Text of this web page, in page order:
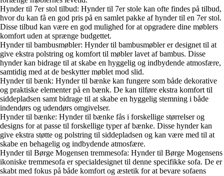
Hynder til 7er stol tilbud: Hynder til 7er stole kan ofte findes på tilbud,
hvor du kan få en god pris på en samlet pakke af hynder til en 7er stol.
Disse tilbud kan være en god mulighed for at opgradere dine møblers
komfort uden at sprænge budgettet.
Hynder til bambusmøbler: Hynder til bambusmøbler er designet til at
give ekstra polstring og komfort til møbler lavet af bambus. Disse
hynder kan bidrage til at skabe en hyggelig og indbydende atmosfære,
samtidig med at de beskytter møblet mod slid.
Hynder til bænk: Hynder til bænke kan fungere som både dekorative
og praktiske elementer på en bænk. De kan tilføre ekstra komfort til
siddepladsen samt bidrage til at skabe en hyggelig stemning i både
indendørs og udendørs omgivelser.
Hynder til bænke: Hynder til bænke fås i forskellige størrelser og
designs for at passe til forskellige typer af bænke. Disse hynder kan
give ekstra støtte og polstring til siddepladsen og kan være med til at
skabe en behagelig og indbydende atmosfære.
Hynder til Børge Mogensen tremmesofa: Hynder til Børge Mogensens
ikoniske tremmesofa er specialdesignet til denne specifikke sofa. De er
skabt med fokus på både komfort og æstetik for at bevare sofaens